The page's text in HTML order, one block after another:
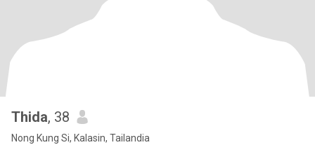
Thida, 38
Nong Kung Si, Kalasin, Tailandia